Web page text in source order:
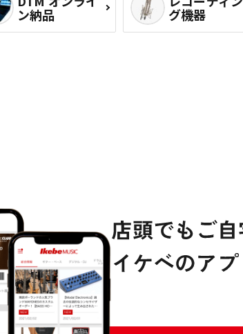
ン納品 グ機器